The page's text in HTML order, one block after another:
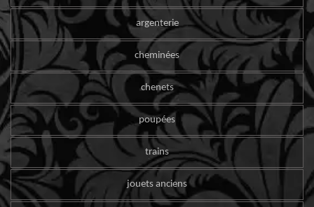
argenterie
cheminées
chenets
poupées
trains
jouets anciens